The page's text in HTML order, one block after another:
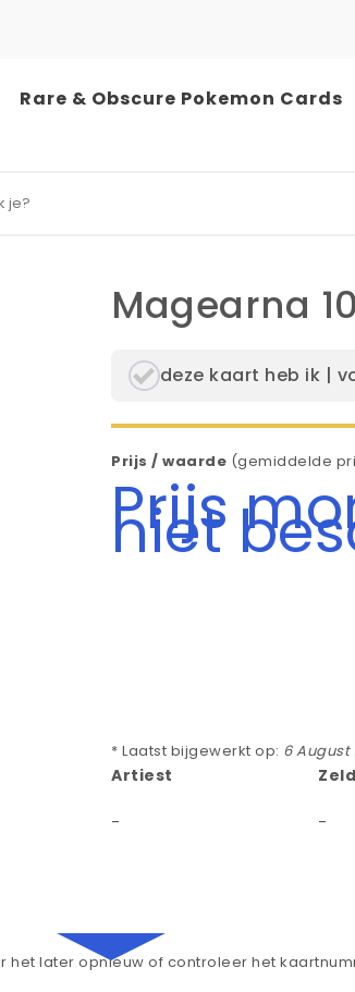
Rare & Obscure Pokemon Cards
Magearna
deze kaart heb ik |
Prijs / waarde (gemiddelde
Prijs
niet
* Laatst bijgewerkt op: 6 August
Artiest
- -
later opnieuw of controleer het